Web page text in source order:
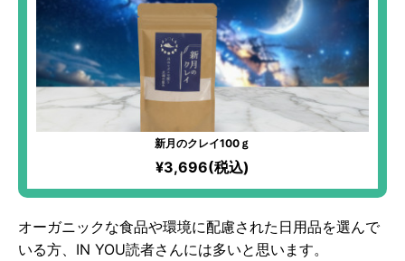
新月のクレイ100ｇ
¥3,696(税込)
オーガニックな食品や環境に配慮された日用品を選んで
いる方、IN YOU読者さんには多いと思います。